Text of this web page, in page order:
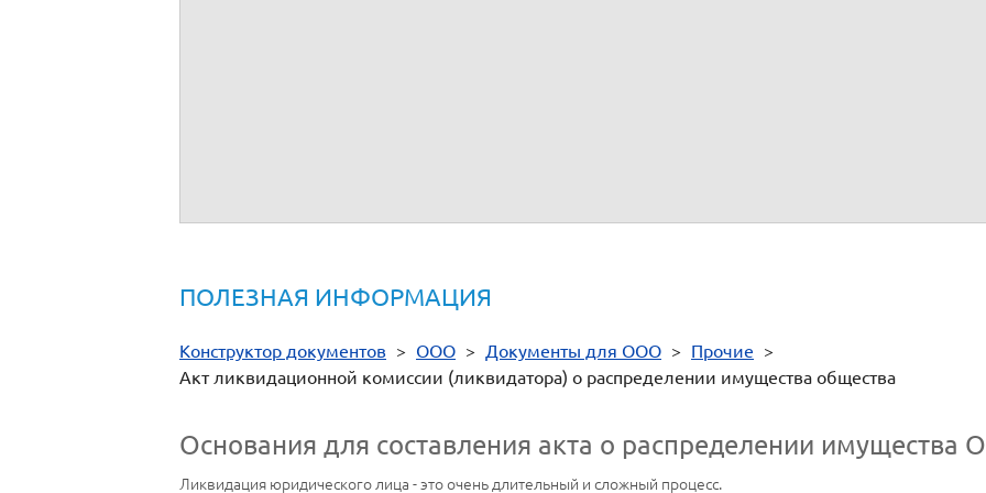
ПОЛЕЗНАЯ ИНФОРМАЦИЯ
Конструктор документов > ООО > Документы для ООО > Прочие >
Акт ликвидационной комиссии (ликвидатора) о распределении имущества общества
Основания для составления акта о распределении
Ликвидация юридического лица - это очень длительный и сложный процесс.